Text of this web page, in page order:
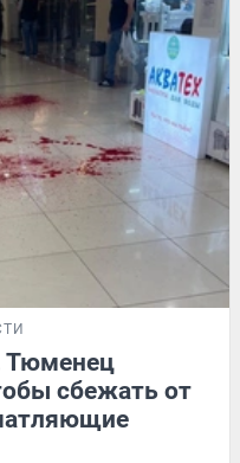
Тюменец
сбежать от